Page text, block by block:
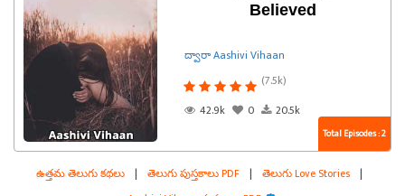
Believed
ద్వారా Aashivi Vihaan
(7.5k)
42.9k
0 20.5k
Total Episodes : 2
ఉత్తమ తెలుగు కథలు | తెలుగు పుస్తకాలు PDF | తెలుగు Love Stories |